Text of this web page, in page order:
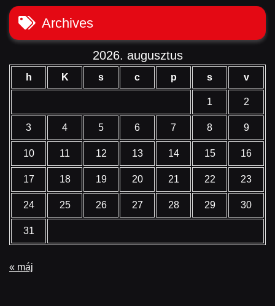
Archives
2026. augusztus
h K s c p s v
1 2
3 4 5 6 7 8 9
10 11 12 13 14 15 16
17 18 19 20 21 22 23
24 25 26 27 28 29 30
31
« máj